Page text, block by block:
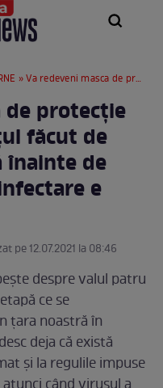
» Va redeveni masca de protecție obligatorie? Anunțul făcut de Valeriu Gheorghiță înainte de valul 4: ”Riscul de infectare e mare”
de protecție
făcut de
înainte de
e
pe 12.07.2021 la 08:46
despre valul patru
ce se
țara noastră în
deja că există
și la regulile impuse